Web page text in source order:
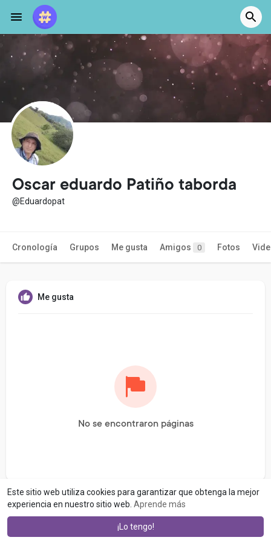
Este sitio web utiliza cookies para garantizar que obtenga la mejor
experiencia en nuestro sitio web. Aprende más
¡Lo tengo!
Oscar eduardo Patiño taborda
@Eduardopat
Cronología Grupos Me gusta Amigos 0 Fotos
Me gusta
No se encontraron páginas